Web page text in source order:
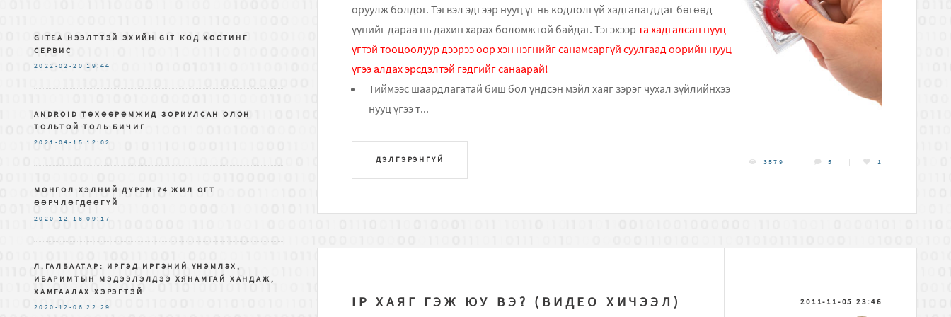
оруулж болдог. Тэгвэл эдгээр нууц үг нь кодлолгүй хадгалагддаг бөгөөд
үүнийг дараа нь дахин харах боломжтой байдаг. Тэгэхээр та хадгалсан нууц
үгтэй тооцоолуур дээрээ өөр хэн нэгнийг санамсаргүй суулгаад өөрийн нууц
үгээ алдах эрсдэлтэй гэдгийг санаарай!
Тиймээс шаардлагатай биш бол үндсэн мэйл хаяг зэрэг чухал зүйлийнхээ
нууц үгээ т...
ДЭЛГЭРЭНГҮЙ 3579 5 1
IP ХАЯГ ГЭЖ ЮУ ВЭ? (ВИДЕО ХИЧЭЭЛ) 2011-11-05 23:46
GITEA НЭЭЛТТЭЙ ЭХИЙН GIT КОД ХОСТИНГ
СЕРВИС
2022-02-20 19:44
ANDROID ТӨХӨӨРӨМЖИД ЗОРИУЛСАН ОЛОН
ТОЛЬТОЙ ТОЛЬ БИЧИГ
2021-04-15 12:02
МОНГОЛ ХЭЛНИЙ ДҮРЭМ 74 ЖИЛ ОГТ
ӨӨРЧЛӨГДӨӨГҮЙ
2020-12-16 09:17
Л.ГАЛБААТАР: ИРГЭД ИРГЭНИЙ ҮНЭМЛЭХ,
ИБАРИМТЫН МЭДЭЭЛЭЛДЭЭ ХЯНАМГАЙ ХАНДАЖ,
ХАМГААЛАХ ХЭРЭГТЭЙ
2020-12-06 22:29